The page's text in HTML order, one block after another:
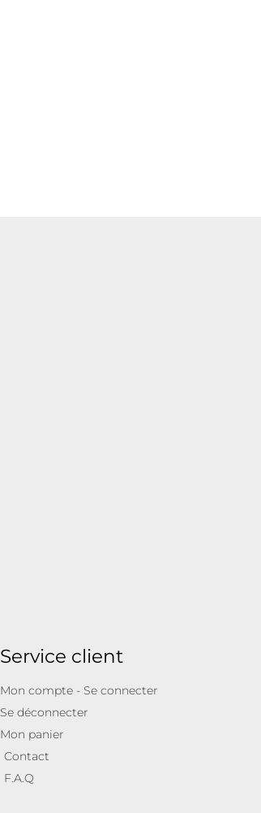
Service client
Mon compte - Se connecter
Se déconnecter
Mon panier
Contact
F.A.Q